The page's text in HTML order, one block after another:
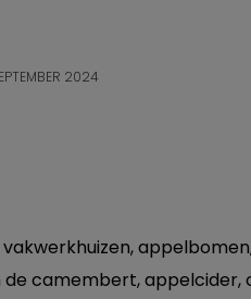
2024
de camembert,